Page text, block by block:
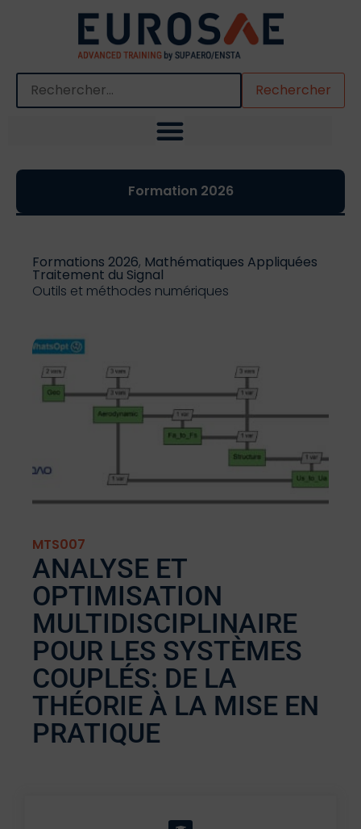
Quand les résultats de l'auto-complétion sont
Formation 2026
Formations 2026, Mathématiques Appliquées
Traitement du Signal
Outils et méthodes numériques
MTS007
ANALYSE ET
OPTIMISATION
MULTIDISCIPLINAIRE
POUR LES SYSTÈMES
COUPLÉS: DE LA
THÉORIE À LA MISE EN
PRATIQUE